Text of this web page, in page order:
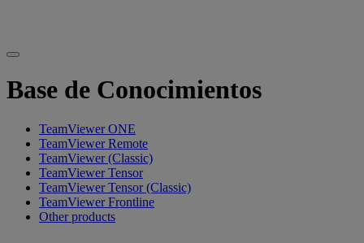
Base de Conocimientos
TeamViewer ONE
TeamViewer Remote
TeamViewer (Classic)
TeamViewer Tensor
TeamViewer Tensor (Classic)
TeamViewer Frontline
Other products